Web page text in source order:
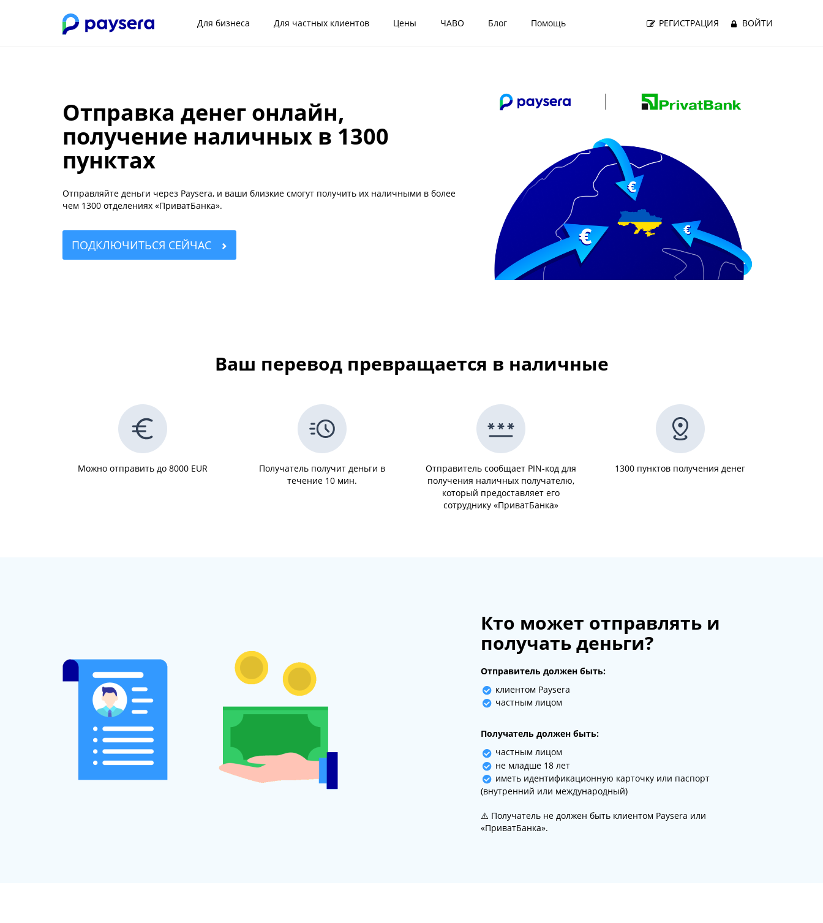
Для бизнеса Для частных клиентов Цены ЧАВО Блог Помощь РЕГИСТРАЦИЯ ВОЙТИ
Отправка денег онлайн,
получение наличных в 1300
пунктах
Отправляйте деньги через Paysera, и ваши близкие смогут получить их наличными в более
чем 1300 отделениях «ПриватБанка».
ПОДКЛЮЧИТЬСЯ СЕЙЧАС
Ваш перевод превращается в наличные
Можно отправить до 8000 EUR
Получатель получит деньги в
течение 10 мин.
Отправитель сообщает PIN-код для
получения наличных получателю,
который предоставляет его
сотруднику «ПриватБанка»
1300 пунктов получения денег
Кто может отправлять и
получать деньги?
Отправитель должен быть:
клиентом Paysera
частным лицом
Получатель должен быть:
частным лицом
не младше 18 лет
иметь идентификационную карточку или паспорт
(внутренний или международный)
⚠️ Получатель не должен быть клиентом Paysera или
«ПриватБанка».